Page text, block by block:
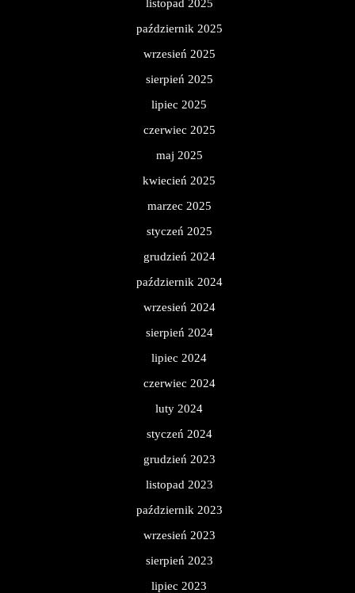
listopad 2025
październik 2025
wrzesień 2025
sierpień 2025
lipiec 2025
czerwiec 2025
maj 2025
kwiecień 2025
marzec 2025
styczeń 2025
grudzień 2024
październik 2024
wrzesień 2024
sierpień 2024
lipiec 2024
czerwiec 2024
luty 2024
styczeń 2024
grudzień 2023
listopad 2023
październik 2023
wrzesień 2023
sierpień 2023
lipiec 2023